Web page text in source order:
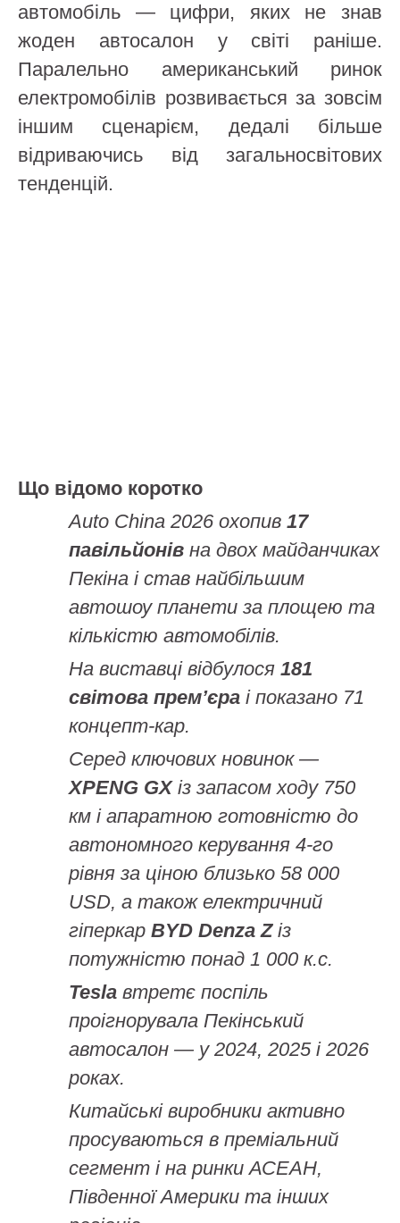
автомобіль — цифри, яких не знав
жоден автосалон у світі раніше.
Паралельно американський ринок
електромобілів розвивається за зовсім
іншим сценарієм, дедалі більше
відриваючись від загальносвітових
тенденцій.
Що відомо коротко
Auto China 2026 охопив17
павільйонів на двох майданчиках
Пекіна і став найбільшим
автошоу планети за площею та
кількістю автомобілів.
На виставці відбулося181
світова прем’єра і показано 71
концепт-кар.
Серед ключових новинок —
XPENG GXіз запасом ходу 750
км і апаратною готовністю до
автономного керування 4-го
рівня за ціною близько 58 000
USD, а також електричний
гіперкарBYD Denza Zіз
потужністю понад 1 000 к.с.
Tesla втретє поспіль
проігнорувала Пекінський
автосалон — у 2024, 2025 і 2026
роках.
Китайські виробники активно
просуваються в преміальний
сегмент і на ринки АСЕАН,
Південної Америки та інших